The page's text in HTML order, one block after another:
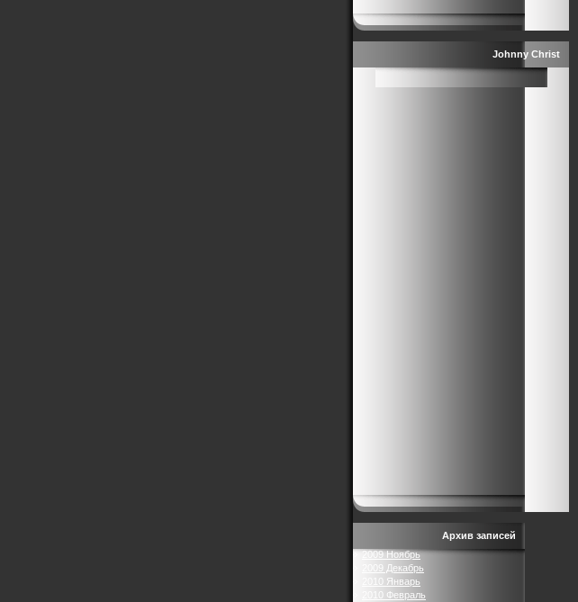
Johnny Christ
Архив записей
2009 Ноябрь
2009 Декабрь
2010 Январь
2010 Февраль